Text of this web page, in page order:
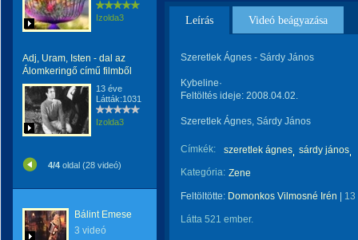
Izolda3
Adj, Uram, Isten - dal az
Álomkeringő című filmből
13 éve
Látták:1031
Izolda3
4/4 oldal (28 videó)
Bálint Emese
3 videó
Leírás Videó beágyazása
Szeretlek Ágnes - Sárdy János
Kybeline·
Feltöltés ideje: 2008.04.02.
Szeretlek Ágnes, Sárdy János
Címkék: szeretlek ágnes sárdy jános
Kategória: Zene
Feltöltötte: Domonkos Vilmosné Irén 13
Látta 521 ember.